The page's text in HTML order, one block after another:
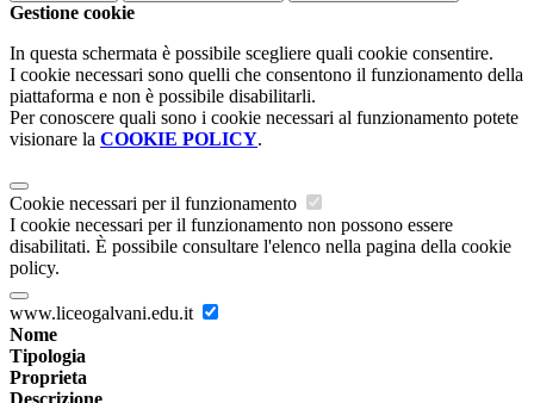
Gestione cookie
In questa schermata è possibile scegliere quali cookie consentire.
I cookie necessari sono quelli che consentono il funzionamento della
piattaforma e non è possibile disabilitarli.
Per conoscere quali sono i cookie necessari al funzionamento potete
visionare la COOKIE POLICY.
Cookie necessari per il funzionamento
I cookie necessari per il funzionamento non possono essere
disabilitati. È possibile consultare l'elenco nella pagina della cookie
policy.
www.liceogalvani.edu.it
Nome
Tipologia
Proprieta
Descrizione